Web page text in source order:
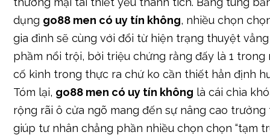
dụng go88 men có uy tín không, nhiều chọn
gia đình sẽ cùng với đổi từ hiện trạng thuyệt
phầm nổi trội, bởi triệu chứng rằng đấy là 1 trong
cố kỉnh trong thực ra chứ ko cần thiết hẳn định
Tóm lại, go88 men có uy tín không là cái chìa
rộng rãi ô cửa ngõ mang đến sự nâng cao trưởng
giúp tư nhân chẳng phần nhiều chọn chọn “tạm